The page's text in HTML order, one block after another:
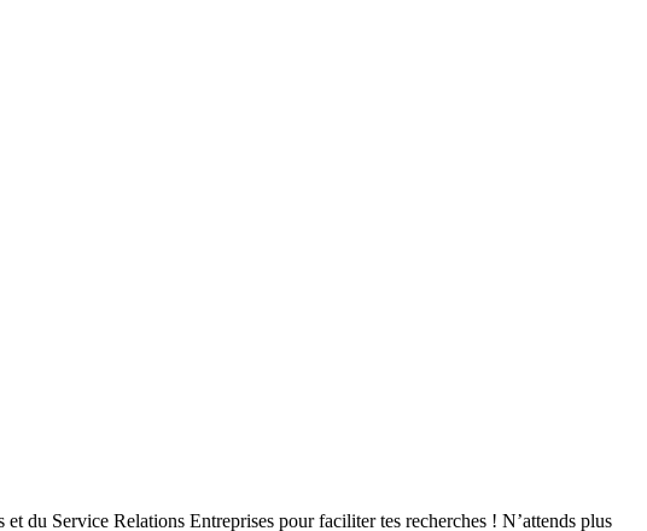
du Service Relations Entreprises pour faciliter tes recherches ! N’attends plus